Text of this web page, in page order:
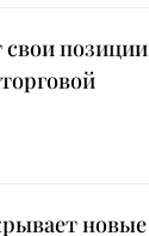
свои позиции
новые